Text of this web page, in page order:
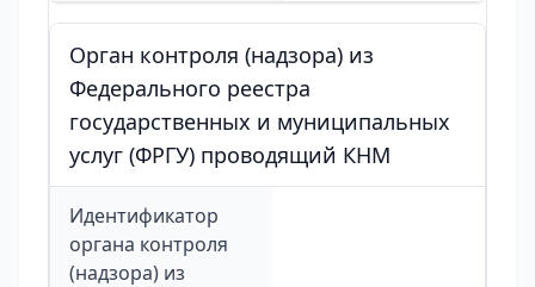
Орган контроля (надзора) из
Федерального реестра
государственных и муниципальных
услуг (ФРГУ) проводящий КНМ
Идентификатор
органа контроля
(надзора) из